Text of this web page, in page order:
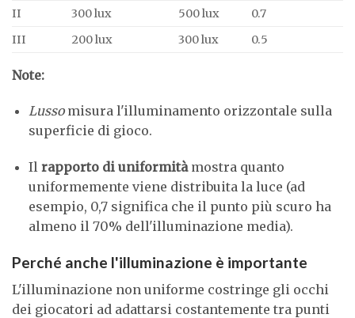
II 300 lux 500 lux
0.7
III
200 lux 300 lux 0.5
Note:
Lussomisura l'illuminamento orizzontale sulla
superficie di gioco.
Il rapporto di uniformitàmostra quanto
uniformemente viene distribuita la luce (ad
esempio, 0,7 significa che il punto più scuro ha
almeno il 70% dell'illuminazione media).
Perché anche l'illuminazione è importante
L'illuminazione non uniforme costringe gli occhi
dei giocatori ad adattarsi costantemente tra punti